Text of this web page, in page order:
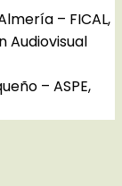
– FICAL,
Audiovisual
– ASPE,